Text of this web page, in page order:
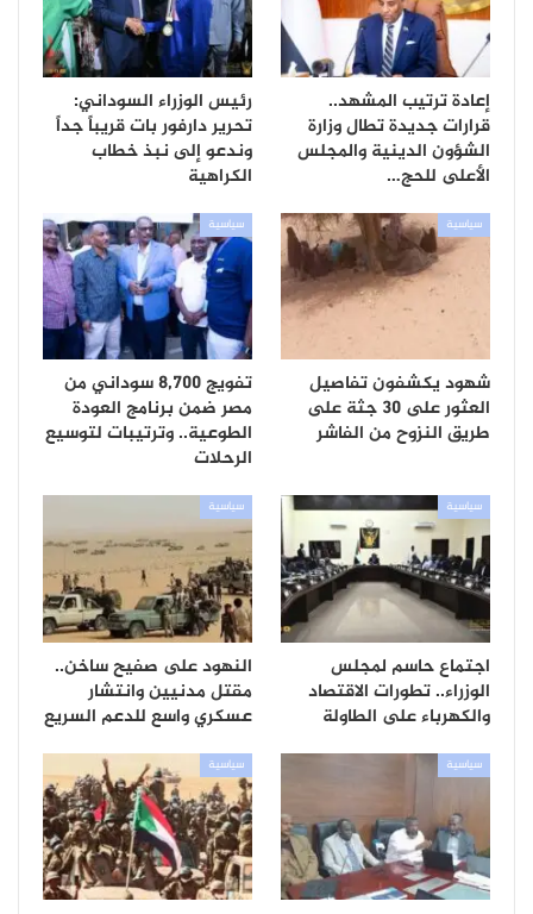
إعادة ترتيب المشهد..
قرارات جديدة تطال وزارة
الشؤون الدينية والمجلس
الأعلى للحج…
رئيس الوزراء السوداني:
تحرير دارفور بات قريباً جداً
وندعو إلى نبذ خطاب
الكراهية
سياسية
شهود يكشفون تفاصيل
العثور على 30 جثة على
طريق النزوح من الفاشر
سياسية
تفويج 8,700 سوداني من
مصر ضمن برنامج العودة
الطوعية.. وترتيبات لتوسيع
الرحلات
سياسية
اجتماع حاسم لمجلس
الوزراء.. تطورات الاقتصاد
والكهرباء على الطاولة
سياسية
النهود على صفيح ساخن..
مقتل مدنيين وانتشار
عسكري واسع للدعم السريع
سياسية سياسية